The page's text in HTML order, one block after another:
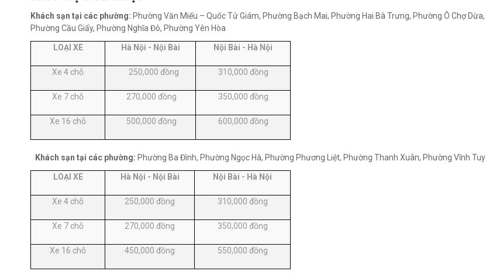
Khách sạn tại các phường: Phường Văn Miếu – Quốc Tử Giám, Phường Bạch Mai, Phường Hai Bà Trưng, Phường Ô Chợ Dừa,
Phường Cầu Giấy, Phường Nghĩa Đô, Phường Yên Hòa
LOẠI XE Hà Nội - Nội Bài Nội Bài - Hà Nội
Xe 4 chỗ 250,000 đồng 310,000 đồng
Xe 7 chỗ 270,000 đồng 350,000 đồng
Xe 16 chỗ 500,000 đồng 600,000 đồng
Khách sạn tại các phường: Phường Ba Đình, Phường Ngọc Hà, Phường Phương Liệt, Phường Thanh Xuân, Phường Vĩnh Tuy
LOẠI XE Hà Nội - Nội Bài Nội Bài - Hà Nội
Xe 4 chỗ 250,000 đồng 310,000 đồng
Xe 7 chỗ 270,000 đồng 350,000 đồng
Xe 16 chỗ 450,000 đồng 550,000 đồng